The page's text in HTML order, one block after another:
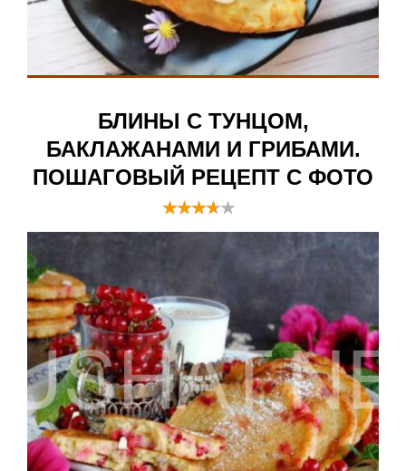
БЛИНЫ С ТУНЦОМ,
БАКЛАЖАНАМИ И ГРИБАМИ.
ПОШАГОВЫЙ РЕЦЕПТ С ФОТО